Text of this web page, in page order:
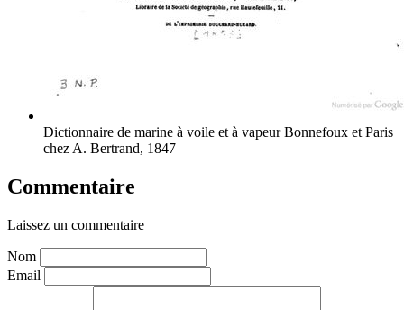
Dictionnaire de marine à voile et à vapeurBonnefoux et Paris
chez A. Bertrand, 1847
Commentaire
Laissez un commentaire
Nom
Email